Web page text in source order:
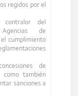
regidos por el
contralor del
de
cumplimiento
de
como también
sanciones a